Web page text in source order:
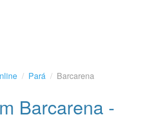
Pará Barcarena
Barcarena -